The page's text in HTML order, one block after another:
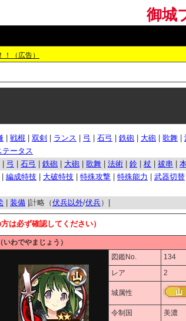
御城
（広告）
戦棍 双剣 ランス 弓 石弓 鉄砲 大砲 歌舞
テータス
弓 石弓 鉄砲 大砲 歌舞 法術 鈴 杖 祓串
編成特技 大破特技 特殊攻撃 特殊能力 武器切替
装備 |計略（伏兵以外/伏兵）|
方は必ず確認してください）
いわでやまじょう）
図鑑No.
134
レア
2
城属性
令制国
美濃